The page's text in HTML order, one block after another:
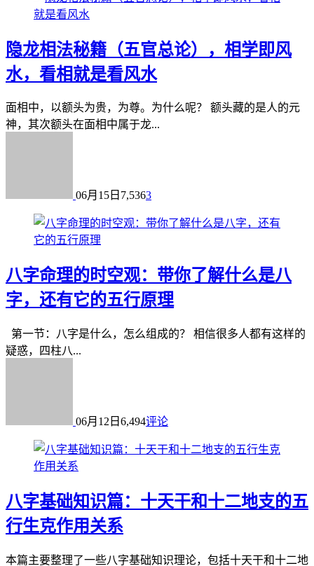
隐龙相法秘籍（五官总论），相学即风
水，看相就是看风水
面相中，以额头为贵，为尊。为什么呢？ 额头藏的是人的元
神，其次额头在面相中属于龙...
06月15日 7,5363
八字命理的时空观：带你了解什么是八
字，还有它的五行原理
第一节：八字是什么，怎么组成的？ 相信很多人都有这样的
疑惑，四柱八...
06月12日 6,494评论
八字基础知识篇：十天干和十二地支的五
行生克作用关系
本篇主要整理了一些八字基础知识理论，包括十天干和十二地